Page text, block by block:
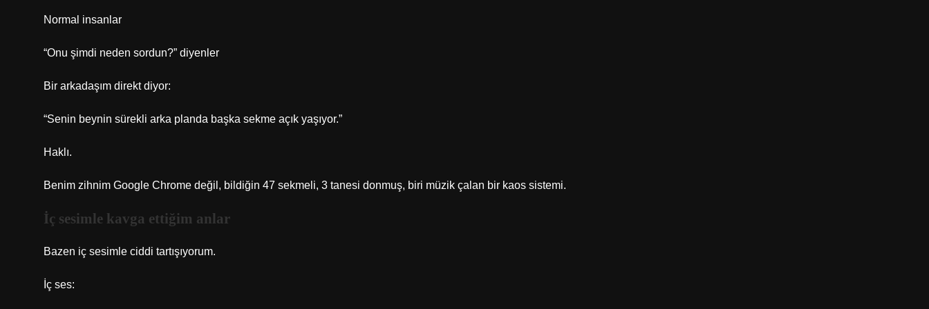
Normal insanlar
“Onu şimdi neden sordun?” diyenler
Bir arkadaşım direkt diyor:
“Senin beynin sürekli arka planda başka sekme açık yaşıyor.”
Haklı.
Benim zihnim Google Chrome değil, bildiğin 47 sekmeli, 3 tanesi donmuş, biri müzik çalan bir kaos sistemi.
İç sesimle kavga ettiğim anlar
Bazen iç sesimle ciddi tartışıyorum.
İç ses: